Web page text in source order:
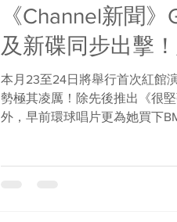
《Channel新聞
及新碟同步出擊
本月23至24日將舉行首次紅館
勢極其凌厲！除先後推出《很
外，早前環球唱片更為她買下